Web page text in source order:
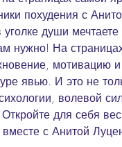
похудения с
уголке души
нужно! На
мотивацию и
явью. И это не
волевой
для себя
с Анитой